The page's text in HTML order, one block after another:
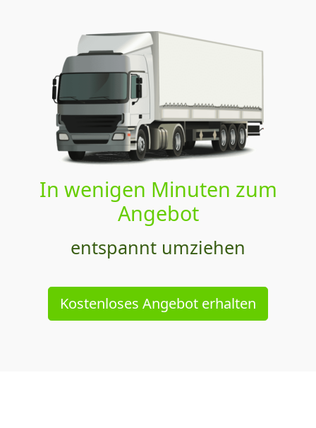
In wenigen Minuten zum
Angebot
entspannt umziehen
Kostenloses Angebot erhalten